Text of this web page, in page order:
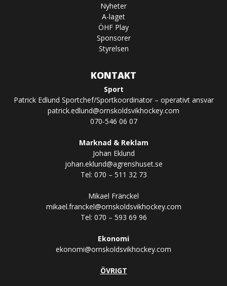
Nyheter
A-laget
ÖHF Play
Sponsorer
Styrelsen
KONTAKT
Sport
Patrick Edlund Sportchef/Sportkoordinator – operativt ansvar
patrick.edlund@ornskoldsvikhockey.com
070-546 06 07
Marknad & Reklam
Johan Eklund
johan.eklund@agrenshuset.se
Tel: 070 – 511 32 73
Mikael Fränckel
mikael.franckel@ornskoldsvikhockey.com
Tel: 070 – 593 69 96
Ekonomi
ekonomi@ornskoldsvikhockey.com
ÖVRIGT